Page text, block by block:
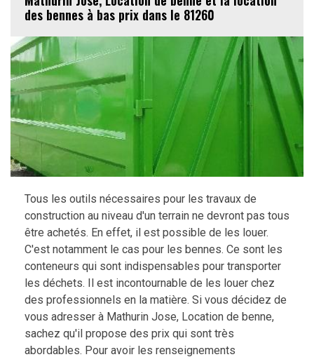
des bennes à bas prix dans le 81260
Tous les outils nécessaires pour les travaux de
construction au niveau d'un terrain ne devront pas tous
être achetés. En effet, il est possible de les louer.
C'est notamment le cas pour les bennes. Ce sont les
conteneurs qui sont indispensables pour transporter
les déchets. Il est incontournable de les louer chez
des professionnels en la matière. Si vous décidez de
vous adresser à Mathurin Jose, Location de benne,
sachez qu'il propose des prix qui sont très
abordables. Pour avoir les renseignements